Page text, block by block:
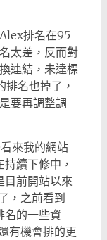
排名在95
太差，反而對
連結，未達標
名也掉了，
要再調整調
來我的網站
續下修中，
目前開站以來
，之前看到
名的一些資
有機會排的更